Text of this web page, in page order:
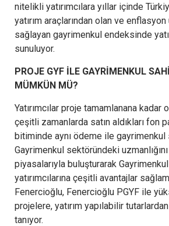
nitelikli yatırımcılara yıllar içinde
yatırım araçlarından olan ve
sağlayan gayrimenkul endeksinde
sunuluyor.
PROJE GYF İLE GAYRİMENKUL
MÜMKÜN MÜ?
Yatırımcılar proje tamamlanana kadar
çeşitli zamanlarda satın aldıkları fon
bitiminde aynı ödeme ile
Gayrimenkul sektöründeki
piyasalarıyla buluşturarak Gayrimenkul
yatırımcılarına çeşitli avantajlar
Fenercioğlu, Fenercioğlu PGYF ile
projelere, yatırım yapılabilir
tanıyor.